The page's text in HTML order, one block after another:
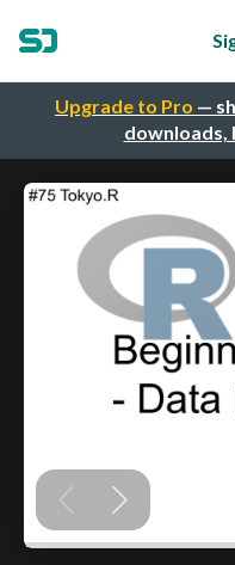
Upgrade to Pro —
downloads,